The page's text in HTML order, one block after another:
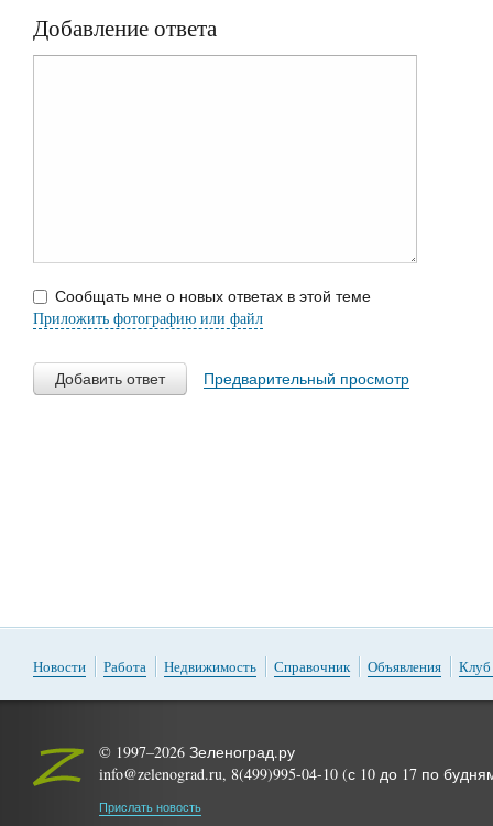
Добавление ответа
Сообщать мне о новых ответах в этой теме
Приложить фотографию или файл
Добавить ответ Предварительный просмотр
Новости Работа Недвижимость Справочник Объявления Клуб
© 1997–2026 Зеленоград.ру
info@zelenograd.ru, 8(499)995-04-10 (с 10 до 17 по
Прислать новость